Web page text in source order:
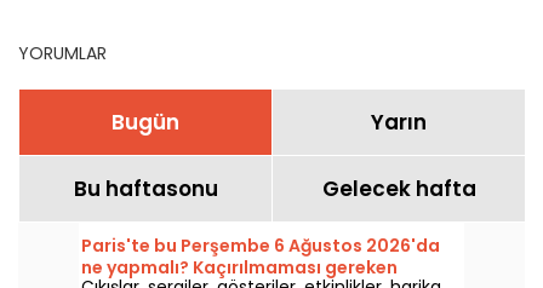
YORUMLAR
Bugün Yarın
Bu haftasonu Gelecek hafta
Paris'te bu Perşembe 6 Ağustos 2026'da
ne yapmalı? Kaçırılmaması gereken